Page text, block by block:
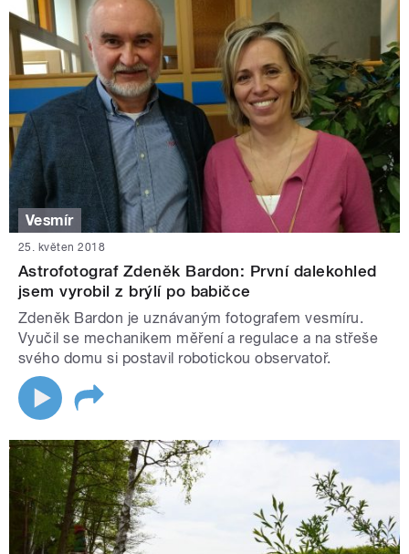
Vesmír
25. květen 2018
Astrofotograf Zdeněk Bardon: První dalekohled
jsem vyrobil z brýlí po babičce
Zdeněk Bardon je uznávaným fotografem vesmíru.
Vyučil se mechanikem měření a regulace a na střeše
svého domu si postavil robotickou observatoř.